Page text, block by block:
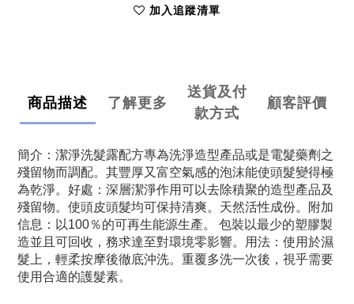
加入追蹤清單
商品描述 了解更多
送貨及付
款方式
顧客評價
簡介：潔淨洗髮露配方專為洗淨造型產品或是電髮藥劑之
殘留物而調配。其豐厚又富空氣感的泡沫能使頭髮變得極
為乾淨。好處：深層潔淨作用可以去除積聚的造型產品及
殘留物。使頭皮頭髮均可保持清爽。天然活性成份。附加
信息：以100％的可再生能源生產。 包裝以最少的塑膠製
造並且可回收，務求達至對環境零影響。用法：使用於濕
髮上，輕柔按摩後徹底沖洗。重覆多洗一次後，視乎需要
使用合適的護髮素。